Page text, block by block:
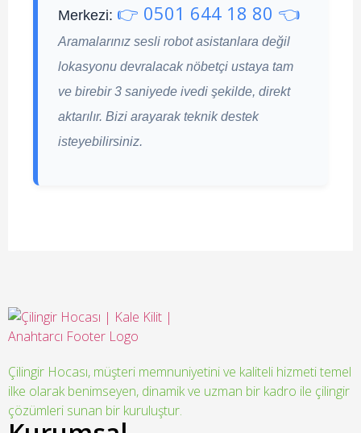
Merkezi: 👉 0501 644 18 80 👈
Aramalarınız sesli robot asistanlara değil
lokasyonu devralacak nöbetçi ustaya tam
ve birebir 3 saniyede ivedi şekilde, direkt
aktarılır. Bizi arayarak teknik destek
isteyebilirsiniz.
Çilingir Hocası, müşteri memnuniyetini ve kaliteli hizmeti temel
ilke olarak benimseyen, dinamik ve uzman bir kadro ile çilingir
çözümleri sunan bir kuruluştur.